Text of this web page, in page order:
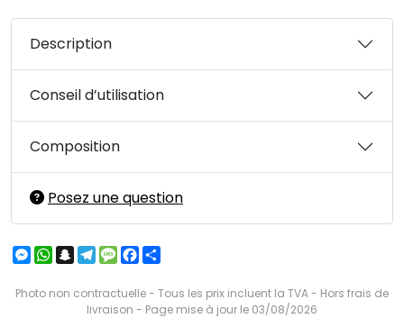
Description
Conseil d’utilisation
Composition
Posez une question
Messenger
WhatsApp
Snapchat
Telegram
MessageFacebook
Photo non contractuelle - Tous les prix incluent la TVA - Hors frais de
livraison - Page mise à jour le 03/08/2026